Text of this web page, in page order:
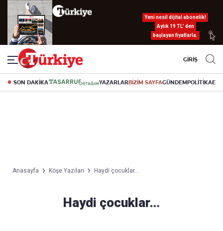
Yeni nesil dijital abonelik!
Aylık 19 TL’ den
başlayan fiyatlarla.
GİRİŞ
SON DAKİKA YAZARLARBİZİM SAYFAGÜNDEMPOLİTİKA
Anasayfa Köşe Yazıları Haydi çocuklar…
Haydi çocuklar…